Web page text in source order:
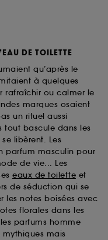
DE TOILETTE
qu’après le
à quelques
rafraîchir ou calmer le
marques osaient
un rituel aussi
tout bascule dans les
libèrent. Les
parfum masculin pour
de vie... Les
eaux de toilette et
de séduction qui se
les notes boisées avec
florales dans les
parfums homme
mais